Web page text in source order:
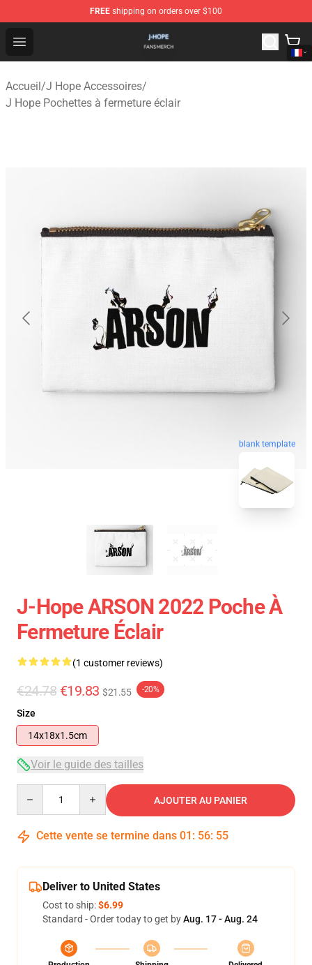
FREE shipping on orders over $100
Open menu
J Hope Shop - Official J Hope Merchandise Store
Accueil/J Hope Accessoires/
J Hope Pochettes à fermeture éclair
blank template
J-Hope ARSON 2022 Poche À
Fermeture Éclair
(1 customer reviews)
€24.78 €19.83 $21.55 -20%
Size
14x18x1.5cm
Voir le guide des tailles
AJOUTER AU PANIER
Cette vente se termine dans 01 : 56: 55
Deliver to United States
Cost to ship:$6.99
Standard - Order today to get byAug. 17 - Aug. 24